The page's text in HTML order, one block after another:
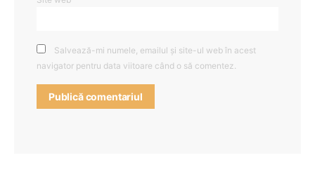
Salvează-mi numele, emailul și site-ul web în acest
navigator pentru data viitoare când o să comentez.